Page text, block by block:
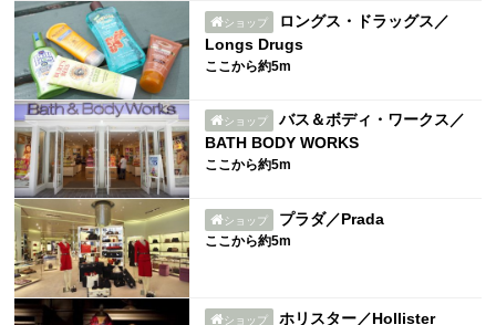
ショップ
ロングス・ドラッグス／
Longs Drugs
ここから約5m
ショップ
バス＆ボディ・ワークス／
BATH BODY WORKS
ここから約5m
ショップ プラダ／Prada
ここから約5m
ショップ ホリスター／Hollister